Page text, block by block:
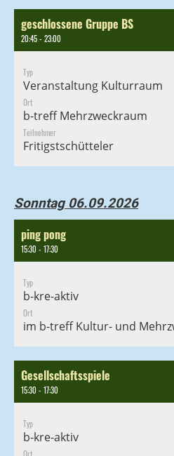
geschlossene Gruppe BS
20:45 - 23:00
Typ
Veranstaltung Kulturraum
Ort
b-treff Mehrzweckraum
Teilnehmer
Fritigstschütteler
Sonntag 06.09.2026
ping pong
15:30 - 17:30
Typ
b-kre-aktiv
Ort
im b-treff Kultur- und
Gesellschaftsspiele
15:30 - 17:30
Typ
b-kre-aktiv